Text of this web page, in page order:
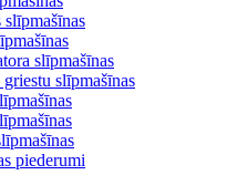
slīpmašīnas
slīpmašīnas
piederumi